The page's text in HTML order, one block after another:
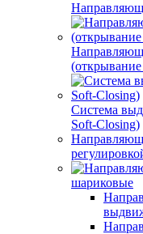
Система
Soft-Closing)
шариковые